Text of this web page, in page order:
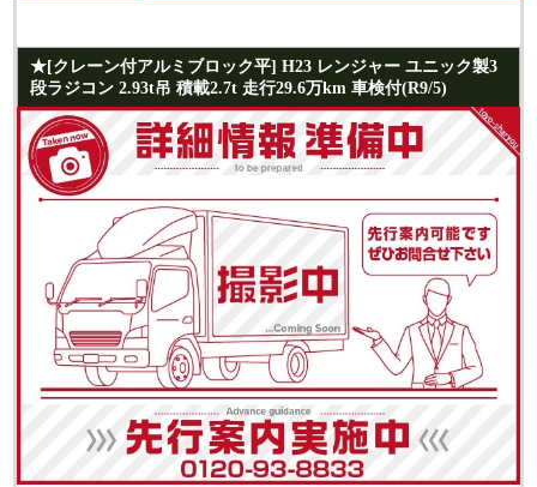
★[クレーン付アルミブロック平] H23 レンジャー ユニック製3
段ラジコン 2.93t吊 積載2.7t 走行29.6万km 車検付(R9/5)